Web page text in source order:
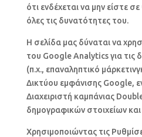
ότι ενδέχεται να μην είστε
όλες τις δυνατότητες του.
Η σελίδα μας δύναται να
του Google Analytics για τις
(π.χ., επαναληπτικό
Δικτύου εμφάνισης Google,
Διαχειριστή καμπάνιας
δημογραφικών στοιχείων
Χρησιμοποιώντας τις